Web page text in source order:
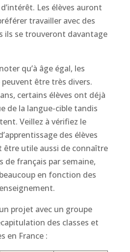
Les élèves auront
travailler avec des
ils se trouveront davantage
qu’à âge égal, les
être très divers.
certains élèves ont déjà
de la langue-cible tandis
Veillez à vérifiez le
des élèves
être utile aussi de connaître
de français par semaine,
en fonction des
projet avec un groupe
des classes et
en France :